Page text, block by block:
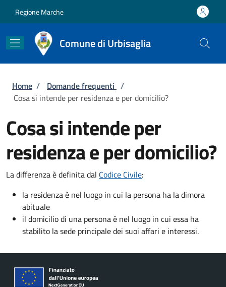
Regione Marche
Comune di Urbisaglia
Briciole di pane
Home / Domande frequenti /
Cosa si intende per residenza e per domicilio?
Cosa si intende per
residenza e per domicilio?
La differenza è definita dal Codice Civile:
la residenza è nel luogo in cui la persona ha la dimora
abituale
il domicilio di una persona è nel luogo in cui essa ha
stabilito la sede principale dei suoi affari e interessi.